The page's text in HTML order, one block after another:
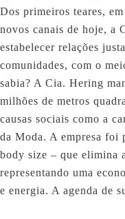
Dos primeiros teares,
novos canais de hoje, a
estabelecer relações
comunidades, com o
sabia? A Cia. Hering
milhões de metros
causas sociais como a
da Moda. A empresa foi
body size – que elimina
representando uma
e energia. A agenda de